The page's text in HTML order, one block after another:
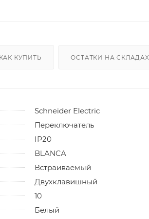
КУПИТЬ ОСТАТКИ НА СКЛАДАХ
Schneider Electric
Переключатель
IP20
BLANCA
Встраиваемый
Двухклавишный
10
Белый